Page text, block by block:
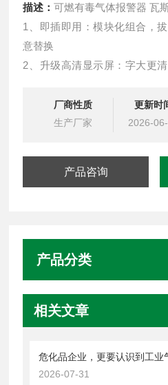
描述：可燃有毒气体报警器 瓦
1、即插即用：模块化组合，
意替换
2、升级高清显示屏：字大更
3、免校准模组：免校准传感
重新标气
更灵敏，数据更准确
厂商性质
生产厂家
更新时
2026-
产品咨询
产品分类
相关文章
危化品企业，更要认识到工业
2026-07-31